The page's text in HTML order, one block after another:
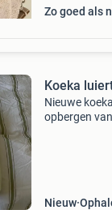
Zo goed als
Koeka
Nieuwe
opbergen
Nieuw